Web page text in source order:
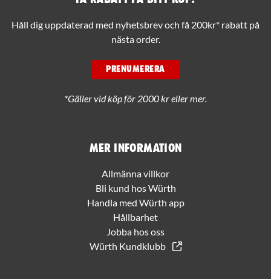
Mer information
Allmänna villkor
Bli kund hos Würth
Handla med Würth app
Hållbarhet
Jobba hos oss
Würth Kundklubb
Håll dig uppdaterad med nyhetsbrev och få 200kr* rabatt på
nästa order.
PRENUMERERA
*Gäller vid köp för 2000 kr eller mer.